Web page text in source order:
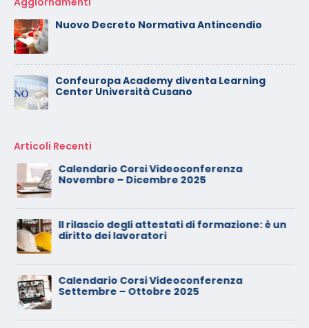
Nuovo Decreto Normativa Antincendio
Confeuropa Academy diventa Learning
Center Università Cusano
Articoli Recenti
Calendario Corsi Videoconferenza
Novembre – Dicembre 2025
Il rilascio degli attestati di formazione: è un
diritto dei lavoratori
Calendario Corsi Videoconferenza
Settembre – Ottobre 2025